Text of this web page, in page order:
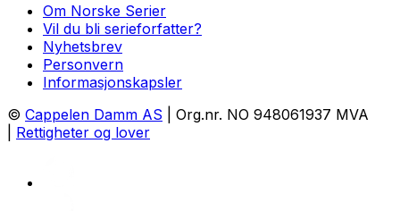
Om Norske Serier
Vil du bli serieforfatter?
Nyhetsbrev
Personvern
Informasjonskapsler
© Cappelen Damm AS | Org.nr. NO 948061937 MVA
Rettigheter og lover